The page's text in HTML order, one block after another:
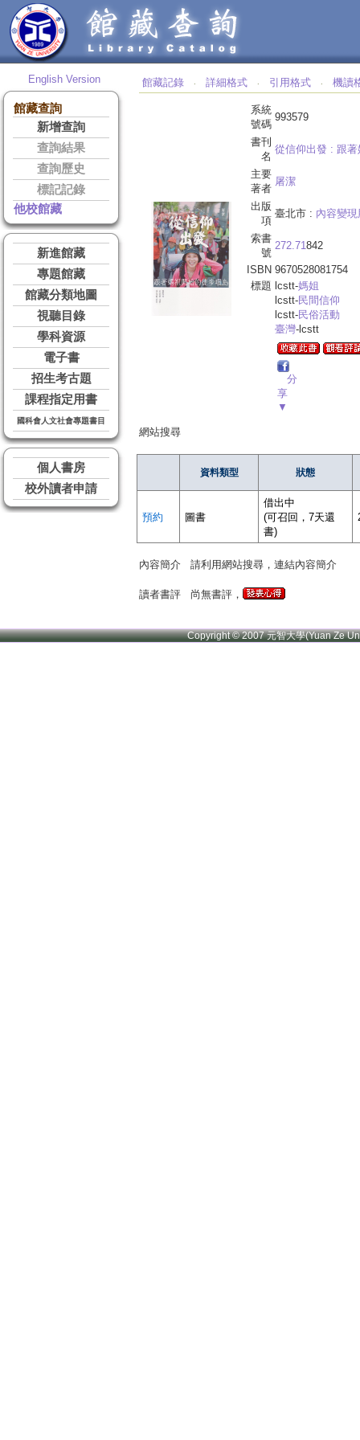
English Version
館藏查詢
新增查詢
查詢結果
查詢歷史
標記記錄
他校館藏
新進館藏
專題館藏
館藏分類地圖
視聽目錄
學科資源
電子書
招生考古題
課程指定用書
國科會人文社會專題書目
個人書房
校外讀者申請
館藏記錄 ‧ 詳細格式 ‧ 引用格式 ‧ 機讀
系統
號碼
993579
書刊
名
從信仰出發 : 跟
主要
著者
屠潔
出版
項
臺北市 : 內容變
索書
號
272.71842
ISBN 9670528081754
標題 lcstt-媽姐
lcstt-民間信仰
lcstt-民俗活動
臺灣-lcstt
分
享
▼
網站搜尋
資料類型 狀態
預約 圖書
借出中
(可召回，7天還
書)
內容簡介 請利用網站搜尋，連結內容簡介
讀者書評 尚無書評，
Copyright © 2007 元智大學(Yuan Ze